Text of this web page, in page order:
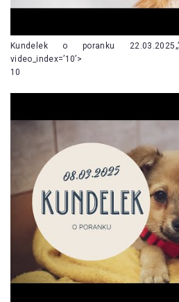
Kundelek o poranku
video_index=’10’>
10